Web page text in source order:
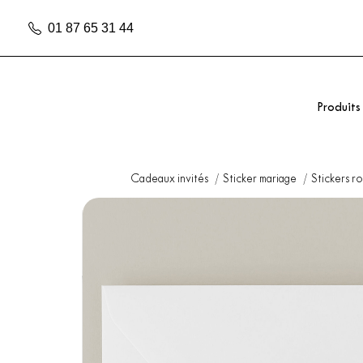
01 87 65 31 44
Produits
Cadeaux invités Sticker mariage Stickers